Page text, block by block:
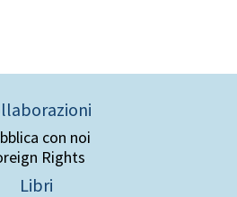
con noi
Rights
Libri